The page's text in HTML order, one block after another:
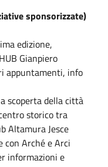
sponsorizzate)
edizione,
Gianpiero
appuntamenti, info
scoperta della città
storico tra
Altamura Jesce
con Arché e Arci
informazioni e